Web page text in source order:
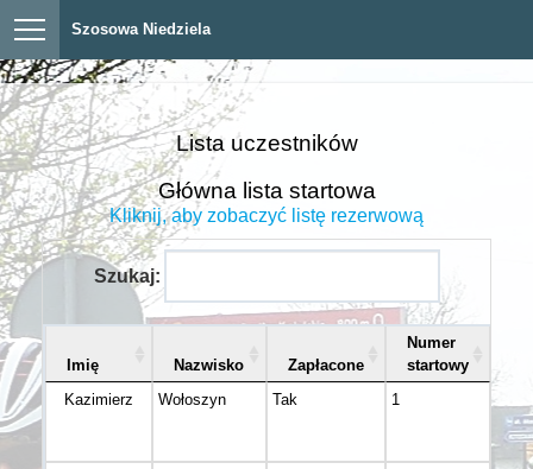
Szosowa Niedziela
Lista uczestników
Główna lista startowa
Kliknij, aby zobaczyć listę rezerwową
Szukaj:
Imię Nazwisko Zapłacone
Numer
startowy
Kazimierz
Wołoszyn Tak 1